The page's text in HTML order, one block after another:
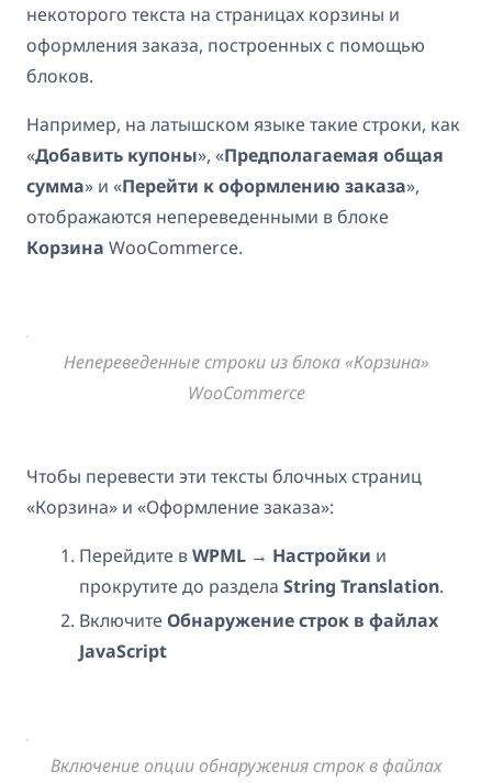
некоторого текста на страницах корзины и
оформления заказа, построенных с помощью
блоков.
Например, на латышском языке такие строки, как
«Добавить купоны», «Предполагаемая общая
сумма» и «Перейти к оформлению заказа»,
отображаются непереведенными в блоке
Корзина WooCommerce.
Непереведенные строки из блока «Корзина»
WooCommerce
Чтобы перевести эти тексты блочных страниц
«Корзина» и «Оформление заказа»:
Перейдите вWPML → Настройки и
прокрутите до раздела String Translation.
Включите Обнаружение строк в файлах
JavaScript
Включение опции обнаружения строк в файлах